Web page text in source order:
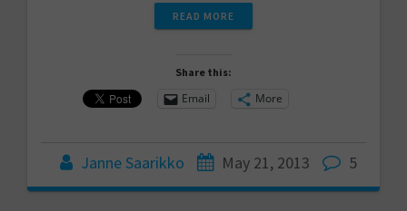
READ MORE
Share this:
Email More
Janne Saarikko May 21, 2013 5